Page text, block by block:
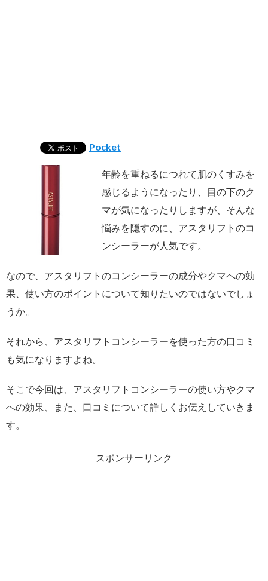
Pocket
年齢を重ねるにつれて肌のくすみを
感じるようになったり、目の下のク
マが気になったりしますが、そんな
悩みを隠すのに、アスタリフトのコ
ンシーラーが人気です。
なので、アスタリフトのコンシーラーの成分やクマへの効
果、使い方のポイントについて知りたいのではないでしょ
うか。
それから、アスタリフトコンシーラーを使った方の口コミ
も気になりますよね。
そこで今回は、アスタリフトコンシーラーの使い方やクマ
への効果、また、口コミについて詳しくお伝えしていきま
す。
スポンサーリンク